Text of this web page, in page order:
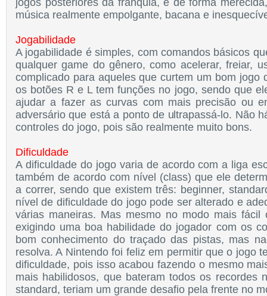
jogos posteriores da franquia, e de forma
música realmente empolgante, bacana e
Jogabilidade
A jogabilidade é simples, com comandos básicos
qualquer game do gênero, como acelerar, freiar,
complicado para aqueles que curtem um bom jogo
os botões R e L tem funções no jogo, sendo que
ajudar a fazer as curvas com mais precisão ou
adversário que está a ponto de ultrapassá-lo. Não
controles do jogo, pois são realmente muito bons.
Dificuldade
A dificuldade do jogo varia de acordo com a liga
também de acordo com nível (class) que ele
a correr, sendo que existem três: beginner,
nível de dificuldade do jogo pode ser alterado e
várias maneiras. Mas mesmo no modo mais
exigindo uma boa habilidade do jogador com os
bom conhecimento do traçado das pistas, mas
resolva. A Nintendo foi feliz em permitir que o jogo
dificuldade, pois isso acabou fazendo o mesmo
mais habilidosos, que bateram todos os recordes
standard, teriam um grande desafio pela frente no